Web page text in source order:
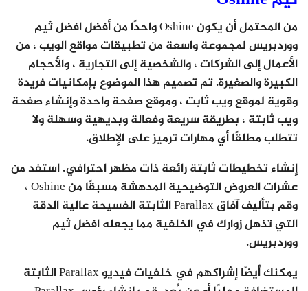
من المحتمل أن يكون Oshine واحدًا من أفضل افضل ثيم
ووردبريس لمجموعة واسعة من تطبيقات مواقع الويب ، من
الأعمال إلى الشركات ، والشخصية إلى التجارية ، والأحجام
الكبيرة والصغيرة. تم تصميم هذا الموضوع بإمكانيات فريدة
وقوية لموقع ويب ثابت ، وموقع صفحة واحدة وإنشاء صفحة
ويب ثابتة ، بطريقة سريعة وفعالة وبديهية وسهلة ولا
تتطلب مطلقًا أي مهارات ترميز على الإطلاق.
إنشاء تخطيطات ثابتة رائعة ذات مظهر احترافي. استفد من
عشرات العروض التوضيحية المدهشة مسبقًا من Oshine ،
وقم بتأليف آفاق Parallax الثابتة الفسيحة عالية الدقة
التي تذهل زوارك في الخلفية مما يجعله افضل ثيم
ووردبريس.
يمكنك أيضًا إشراكهم في خلفيات فيديو Parallax الثابتة